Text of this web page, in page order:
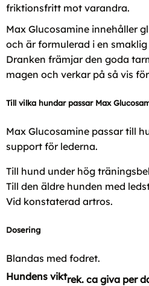
friktionsfritt mot varandra.
Max Glucosamine innehåller
och är formulerad i en
Dranken främjar den goda
magen och verkar på så vis
Till vilka hundar passar Max
Max Glucosamine passar till
support för lederna.
Till hund under hög
Till den äldre hunden med
Vid konstaterad artros.
Dosering
Blandas med fodret.
Hundens viktrek. ca giva per